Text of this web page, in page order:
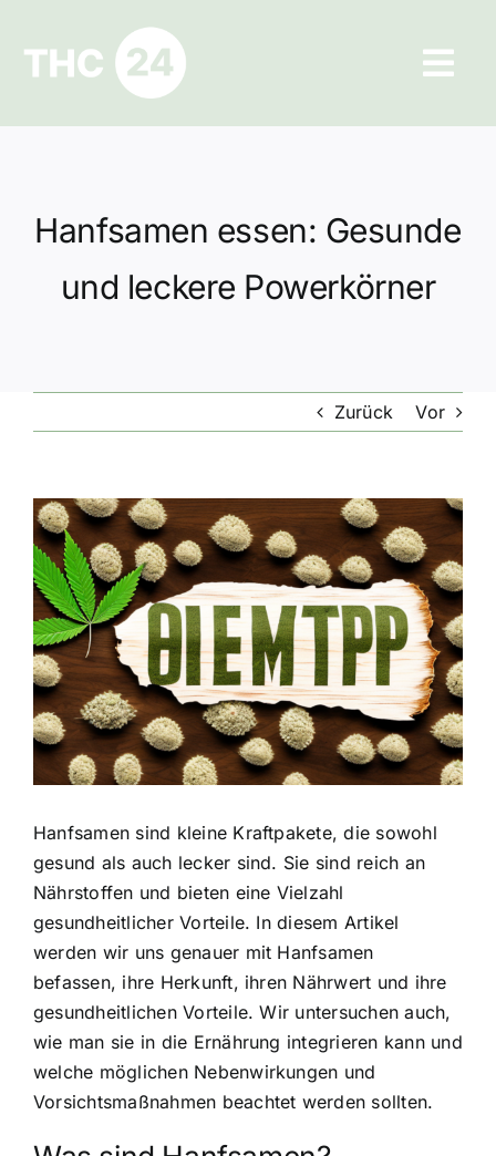
springen
Ratgeber
Datenschutz
Hanfsamen essen: Gesunde
und leckere Powerkörner
Zurück Vor
Zeige
grösseres
Bild
Hanfsamen sind kleine Kraftpakete, die sowohl
gesund als auch lecker sind. Sie sind reich an
Nährstoffen und bieten eine Vielzahl
gesundheitlicher Vorteile. In diesem Artikel
werden wir uns genauer mit Hanfsamen
befassen, ihre Herkunft, ihren Nährwert und ihre
gesundheitlichen Vorteile. Wir untersuchen auch,
wie man sie in die Ernährung integrieren kann und
welche möglichen Nebenwirkungen und
Vorsichtsmaßnahmen beachtet werden sollten.